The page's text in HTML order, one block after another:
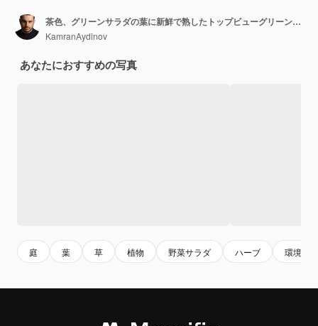
茶色、グリーンサラダの葉に新鮮で熟したトップビューグリーングリーニー
KamranAydinov
あなたにおすすめの写真
庭 葉 草 植物 野菜サラダ ハーブ 環境